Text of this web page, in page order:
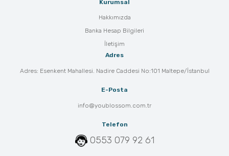
Kurumsal
Hakkımızda
Banka Hesap Bilgileri
İletişim
Adres
Adres: Esenkent Mahallesi. Nadire Caddesi No:101 Maltepe/İstanbul
E-Posta
info@youblossom.com.tr
Telefon
0553 079 92 61